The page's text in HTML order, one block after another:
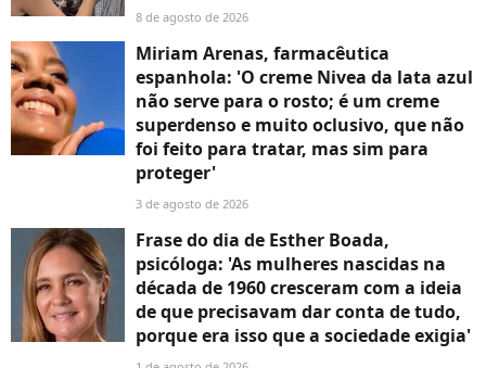
8 de agosto de 2026
Miriam Arenas, farmacêutica
espanhola: 'O creme Nivea da lata azul
não serve para o rosto; é um creme
superdenso e muito oclusivo, que não
foi feito para tratar, mas sim para
proteger'
3 de agosto de 2026
Frase do dia de Esther Boada,
psicóloga: 'As mulheres nascidas na
década de 1960 cresceram com a ideia
de que precisavam dar conta de tudo,
porque era isso que a sociedade exigia'